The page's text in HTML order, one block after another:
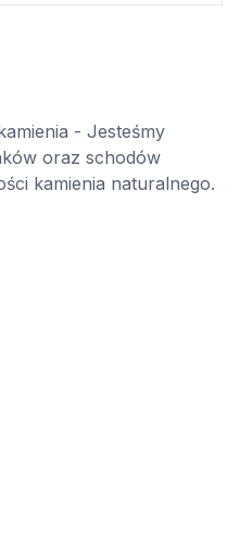
- Jesteśmy
oraz schodów
kamienia naturalnego.